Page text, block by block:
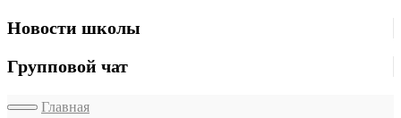
Новости школы
Групповой чат
Главная